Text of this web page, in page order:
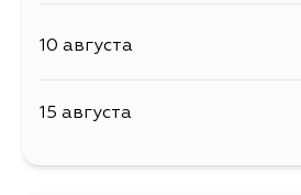
10 августа
15 августа